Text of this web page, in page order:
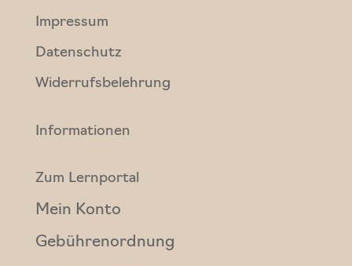
Impressum
Datenschutz
Widerrufsbelehrung
Informationen
Zum Lernportal
Mein Konto
Gebührenordnung